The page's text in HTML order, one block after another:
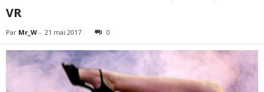
VR
Par Mr_W - 21 mai 2017 0